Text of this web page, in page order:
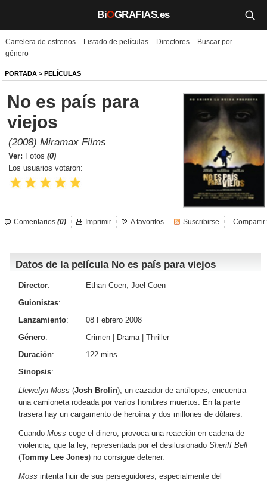
BiOGRAFIAS.es
Biografías
Películas
TV
Música
Un día como hoy
Videos
Iniciar sesión Crear cuenta
Cartelera de estrenos Listado de películas Directores
Buscar por
género
PORTADA > PELÍCULAS
No es país para
viejos
(2008) Miramax Films
Ver: Fotos (0)
Los usuarios votaron:
Comentarios (0) Compartir:
Imprimir A favoritos Suscribirse
Datos de la película No es país para viejos
Director:
Ethan Coen, Joel Coen
Guionistas:
Lanzamiento:
08 Febrero 2008
Género: Crimen Drama| Thriller
Duración:
122 mins
Sinopsis:
Llewelyn Moss (Josh Brolin), un cazador de antílopes, encuentra
una camioneta rodeada por varios hombres muertos. En la parte
trasera hay un cargamento de heroína y dos millones de dólares.
Cuando Moss coge el dinero, provoca una reacción en cadena de
violencia, que la ley, representada por el desilusionado Sheriff Bell
(Tommy Lee Jones) no consigue detener.
Moss intenta huir de sus perseguidores, especialmente del